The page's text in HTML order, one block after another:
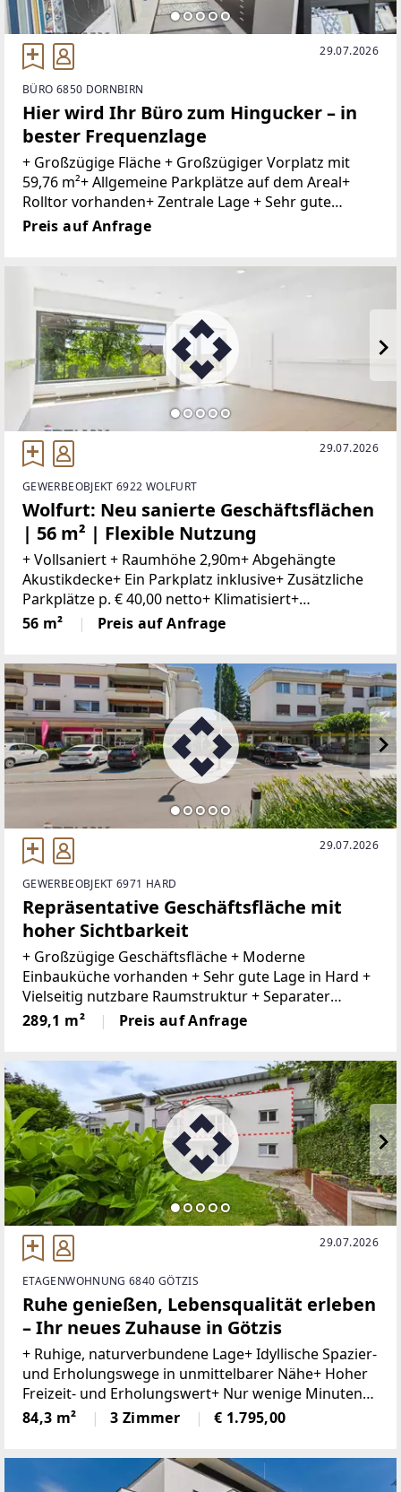
29.07.2026
BÜRO 6850 DORNBIRN
Hier wird Ihr Büro zum Hingucker – in
bester Frequenzlage
+ Großzügige Fläche + Großzügiger Vorplatz mit
59,76 m²+ Allgemeine Parkplätze auf dem Areal+
Rolltor vorhanden+ Zentrale Lage + Sehr gute
Infrastruktur+ Nahversorger und Dienstleister in
der Nähe + Öffentliche Verkehrsmittel
Preis auf Anfrage
29.07.2026
GEWERBEOBJEKT 6922 WOLFURT
Wolfurt: Neu sanierte Geschäftsflächen
| 56 m² | Flexible Nutzung
+ Vollsaniert + Raumhöhe 2,90m+ Abgehängte
Akustikdecke+ Ein Parkplatz inklusive+ Zusätzliche
Parkplätze p. € 40,00 netto+ Klimatisiert+
Kontrollierte Be- und Entlüftung+ Innovatives
Lichtkonzept+ WC+ Gute ErreichbarkeitIn
56 m² Preis auf Anfrage
29.07.2026
GEWERBEOBJEKT 6971 HARD
Repräsentative Geschäftsfläche mit
hoher Sichtbarkeit
+ Großzügige Geschäftsfläche + Moderne
Einbauküche vorhanden + Sehr gute Lage in Hard +
Vielseitig nutzbare Raumstruktur + Separater
Nebenraum mit WC, Küche und Büro + Büro im EG+
Harder Gemeinde mit Gastronomie, kleinen Läden
289,1 m² Preis auf Anfrage
29.07.2026
ETAGENWOHNUNG 6840 GÖTZIS
Ruhe genießen, Lebensqualität erleben
– Ihr neues Zuhause in Götzis
+ Ruhige, naturverbundene Lage+ Idyllische Spazier-
und Erholungswege in unmittelbarer Nähe+ Hoher
Freizeit- und Erholungswert+ Nur wenige Minuten
zum Einkaufszentrum Am Garnmarkt+ Helle,
lichtdurchflutete Räume+ Moderne Einbauküche+
84,3 m² 3 Zimmer € 1.795,00